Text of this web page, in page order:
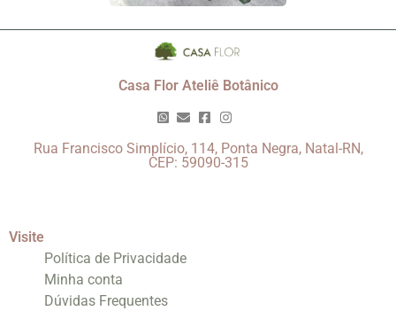
Casa Flor Ateliê Botânico
Rua Francisco Simplício, 114, Ponta Negra, Natal-RN,
CEP: 59090-315
Visite
Política de Privacidade
Minha conta
Dúvidas Frequentes